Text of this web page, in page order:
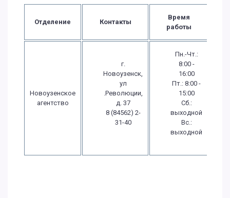
Отделение Контакты
Время
работы
Новоузенское
агентство
г.
Новоузенск,
ул
.Революции,
д. 37
8 (84562) 2-
31-40
Пн.-Чт.:
8:00 -
16:00
Пт.: 8:00 -
15:00
Сб.:
выходной
Вс.:
выходной